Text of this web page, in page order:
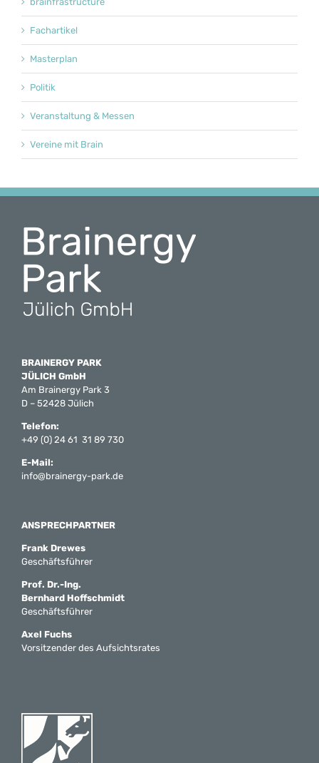
Fachartikel
Masterplan
Politik
Veranstaltung & Messen
Vereine mit Brain
BRAINERGY PARK
JÜLICH GmbH
Am Brainergy Park 3
D – 52428 Jülich
Telefon:
+49 (0) 24 61 31 89 730
E-Mail:
info@brainergy-park.de
ANSPRECHPARTNER
Frank Drewes
Geschäftsführer
Prof. Dr.-Ing.
Bernhard Hoffschmidt
Geschäftsführer
Axel Fuchs
Vorsitzender des Aufsichtsrates